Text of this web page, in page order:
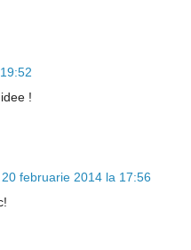
!
20 februarie 2014 la 17:56